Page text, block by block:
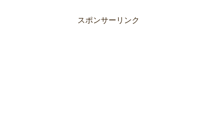
スポンサーリンク